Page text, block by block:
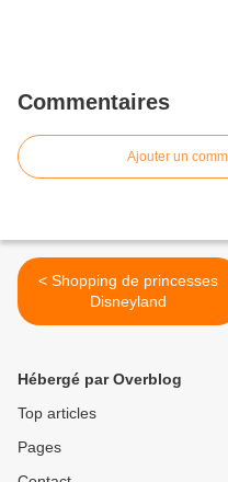
Commentaires
Ajouter un
< Shopping de princesses
Disneyland
Hébergé par Overblog
Top articles
Pages